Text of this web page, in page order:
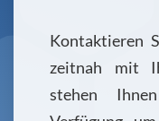
Kontaktieren
zeitnah mit
stehen